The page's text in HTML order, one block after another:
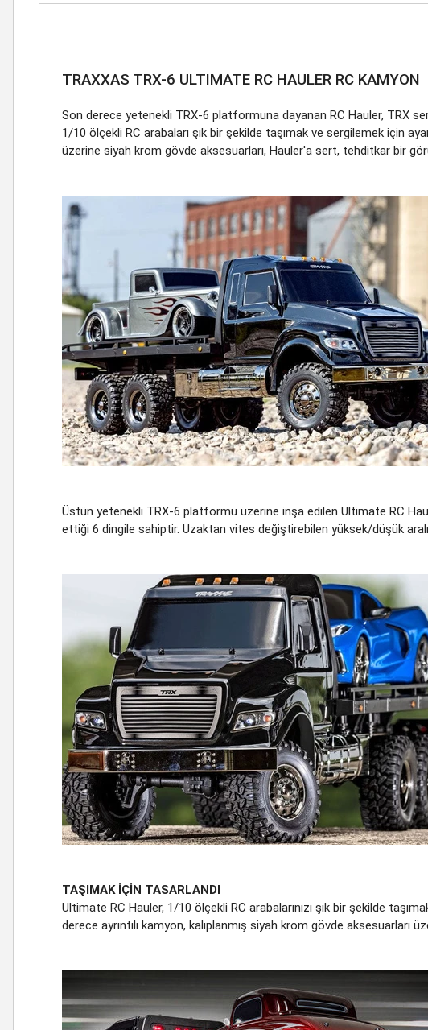
TRAXXAS TRX-6 ULTIMATE RC HAULER RC KAMYON
Son derece yetenekli TRX-6 platformuna dayanan RC Hauler, TRX
1/10 ölçekli RC arabaları şık bir şekilde taşımak ve sergilemek için
üzerine siyah krom gövde aksesuarları, Hauler'a sert, tehditkar bir
Üstün yetenekli TRX-6 platformu üzerine inşa edilen Ultimate RC
ettiği 6 dingile sahiptir. Uzaktan vites değiştirebilen yüksek/düşük
TAŞIMAK İÇİN TASARLANDI
Ultimate RC Hauler, 1/10 ölçekli RC arabalarınızı şık bir şekilde
derece ayrıntılı kamyon, kalıplanmış siyah krom gövde